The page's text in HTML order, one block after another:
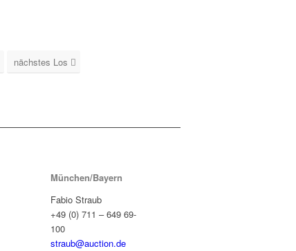
nächstes Los
München/Bayern
Fabio Straub
+49 (0) 711 – 649 69-
100
straub@auction.de